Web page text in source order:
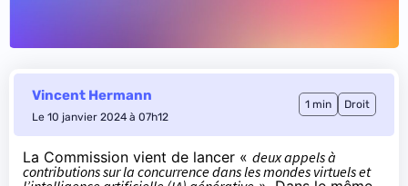
Vincent Hermann
Le 10 janvier 2024 à 07h12
1 min Droit
La Commission vient de lancer « deux appels à
contributions sur la concurrence dans les mondes virtuels et